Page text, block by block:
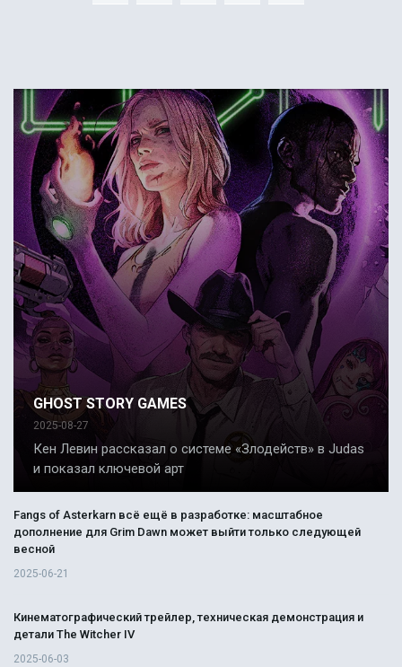
GHOST STORY GAMES
2025-08-27
Кен Левин рассказал о системе «Злодейств» в Judas
и показал ключевой арт
Fangs of Asterkarn всё ещё в разработке: масштабное
дополнение для Grim Dawn может выйти только следующей
весной
2025-06-21
Кинематографический трейлер, техническая демонстрация и
детали The Witcher IV
2025-06-03